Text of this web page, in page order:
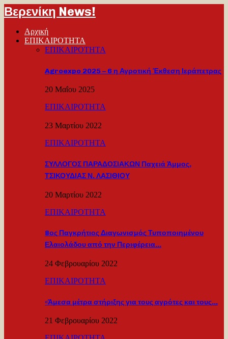
Βερενίκη News!
Αρχική
ΕΠΙΚΑΙΡΟΤΗΤΑ
ΕΠΙΚΑΙΡΟΤΗΤΑ
Agroexpo 2025 – 6 η Αγροτική Έκθεση Ιεράπετρας
20 Μαΐου 2025
ΕΠΙΚΑΙΡΟΤΗΤΑ
23 Μαρτίου 2022
ΕΠΙΚΑΙΡΟΤΗΤΑ
ΣΥΛΛΟΓΟΣ ΠΑΡΑΔΟΣΙΑΚΩΝ Παχειά Άμμος,
ΤΣΙΚΟΥΔΙΑΣ Ν. ΛΑΣΙΘΙΟΥ
20 Μαρτίου 2022
ΕΠΙΚΑΙΡΟΤΗΤΑ
8ος Παγκρήτιος Διαγωνισμός Τυποποιημένου
Ελαιολάδου από την Περιφέρεια…
24 Φεβρουαρίου 2022
ΕΠΙΚΑΙΡΟΤΗΤΑ
«Άμεσα μέτρα στήριξης για τους αγρότες και τους…
21 Φεβρουαρίου 2022